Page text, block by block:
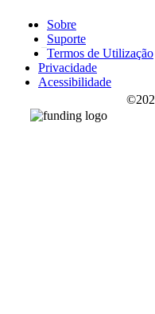
Sobre
Suporte
Termos de Utilização
Privacidade
Acessibilidade